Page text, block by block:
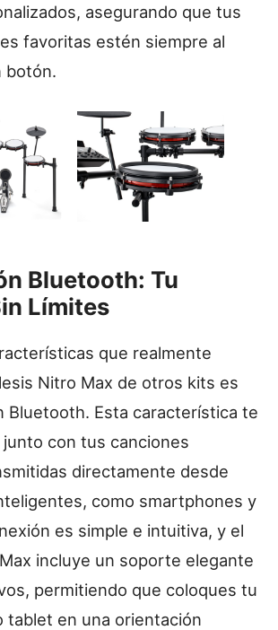
asegurando que tus
favoritas estén siempre al
botón.
Bluetooth: Tu
Límites
que realmente
Nitro Max de otros kits es
Bluetooth. Esta característica te
con tus canciones
directamente desde
como smartphones y
es simple e intuitiva, y el
incluye un soporte elegante
permitiendo que coloques tu
tablet en una orientación